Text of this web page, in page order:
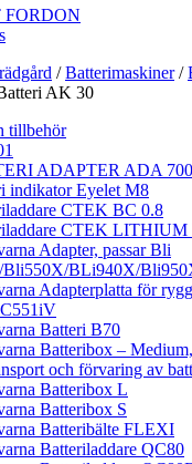
FORDON
/Batterimaskiner/
AK 30
tillbehör
ADAPTER ADA
indikator Eyelet M8
CTEK BC 0.8
CTEK LITHIUM
Adapter, passar Bli
Bli550X/BLi940X/
Adapterplatta för
Batteri B70
Batteribox –
och förvaring av
Batteribox L
Batteribox S
Batteribälte FLEXI
Batteriladdare QC80